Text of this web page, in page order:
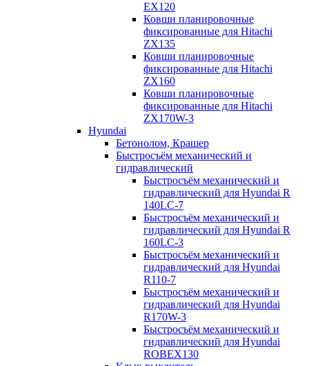
EX120
Ковши планировочные
фиксированные для Hitachi
ZX135
Ковши планировочные
фиксированные для Hitachi
ZX160
Ковши планировочные
фиксированные для Hitachi
ZX170W-3
Hyundai
Бетонолом, Крашер
Быстросъём механический и
гидравлический
Быстросъём механический и
гидравлический для Hyundai R
140LC-7
Быстросъём механический и
гидравлический для Hyundai R
160LC-3
Быстросъём механический и
гидравлический для Hyundai
R110-7
Быстросъём механический и
гидравлический для Hyundai
R170W-3
Быстросъём механический и
гидравлический для Hyundai
ROBEX130